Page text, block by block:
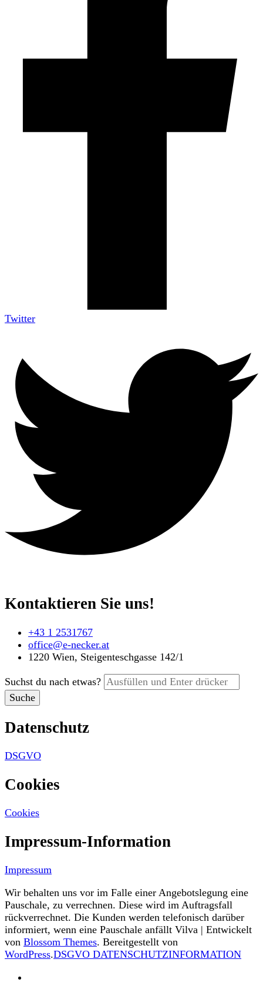
Twitter
Kontaktieren Sie uns!
+43 1 2531767
office@e-necker.at
1220 Wien, Steigenteschgasse 142/1
Suchst du nach etwas?
Datenschutz
DSGVO
Cookies
Cookies
Impressum-Information
Impressum
Wir behalten uns vor im Falle einer Angebotslegung eine
Pauschale, zu verrechnen. Diese wird im Auftragsfall
rückverrechnet. Die Kunden werden telefonisch darüber
informiert, wenn eine Pauschale anfällt Vilva | Entwickelt
von Blossom Themes. Bereitgestellt von
WordPress.DSGVO DATENSCHUTZINFORMATION